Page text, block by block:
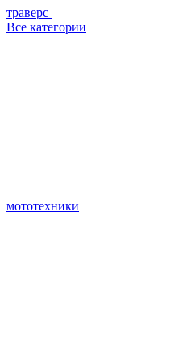
траверс
Все категории
мототехники